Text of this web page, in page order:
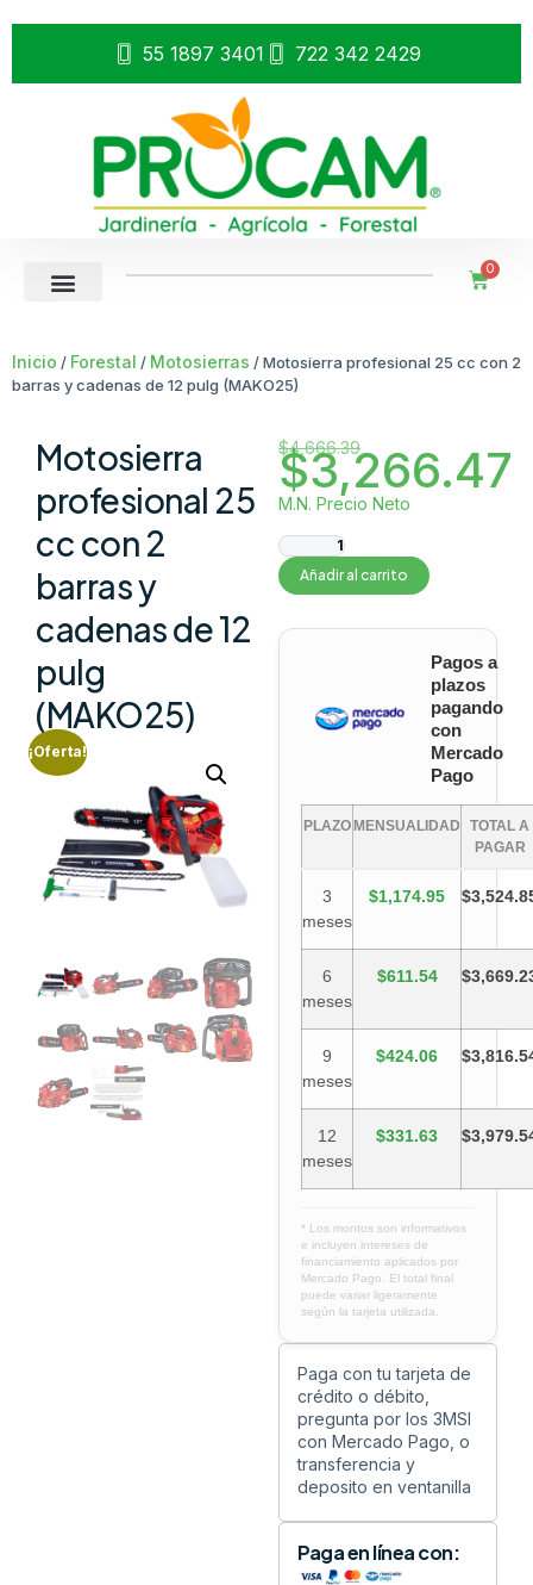
55 1897 3401 722 342 2429
0
Inicio / Forestal / Motosierras / Motosierra profesional 25 cc con 2
barras y cadenas de 12 pulg (MAKO25)
Motosierra
profesional 25
cc con 2
barras y
cadenas de 12
pulg
(MAKO25)
¡Oferta!
$4,666.39
$3,266.47
M.N. Precio Neto
Añadir al carrito
Pagos a
plazos
pagando
con
Mercado
Pago
PLAZO MENSUALIDAD
TOTAL A
PAGAR
3
meses
$1,174.95
6
meses
$611.54
9
meses
$424.06
12
meses
$331.63
* Los montos son informativos
e incluyen intereses de
financiamiento aplicados por
Mercado Pago. El total final
puede variar ligeramente
según la tarjeta utilizada.
Paga con tu tarjeta de
crédito o débito,
pregunta por los 3MSI
con Mercado Pago, o
transferencia y
deposito en ventanilla
Paga en línea con: